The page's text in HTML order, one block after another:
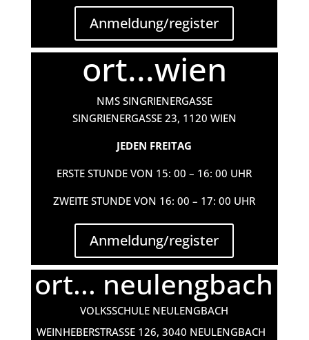
Anmeldung/register
ort...wien
NMS SINGRIENERGASSE
SINGRIENERGASSE 23, 1120 WIEN
JEDEN FREITAG
ERSTE STUNDE VON 15: 00 – 16: 00 UHR
ZWEITE STUNDE VON 16: 00 – 17: 00 UHR
Anmeldung/register
ort... neulengbach
VOLKSSCHULE NEULENGBACH
WEINHEBERSTRASSE 126, 3040 NEULENGBACH